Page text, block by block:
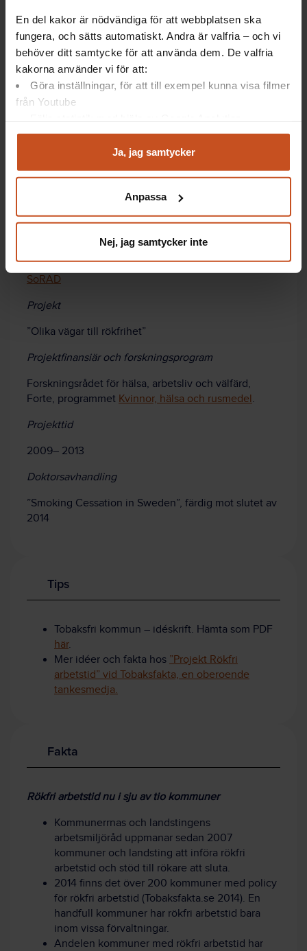
En del kakor är nödvändiga för att webbplatsen ska
fungera, och sätts automatiskt. Andra är valfria – och vi
behöver ditt samtycke för att använda dem. De valfria
kakorna använder vi för att:
Göra inställningar, för att till exempel kunna visa filmer
från Youtube
Analysera trafik för att kunna visa riktad information
Du kan när som helst återta ditt godkännande genom att
integritet@suntarbetsliv.se.
Ja, jag samtycker
Anpassa
Nej, jag samtycker inte
tobaksbolagen satsar nu hårt på att få fler att börja
snusa, genom att försöka ta fram snus och snusdosor
som kvinnor ska gilla.
Forskare
Organisation
Stockholms universitets Centrum för
socialvetenskaplig alkohol- och drogforskning,
SoRAD
Projekt
”Olika vägar till rökfrihet”
Projektfinansiär och forskningsprogram
Forskningsrådet för hälsa, arbetsliv och välfärd,
Forte, programmet Kvinnor, hälsa och rusmedel.
Projekttid
2009– 2013
Doktorsavhandling
”Smoking Cessation in Sweden”, färdig mot slutet av
2014
Tips
Tobaksfri kommun – idéskrift. Hämta som PDF
här.
Mer idéer och fakta hos ”Projekt Rökfri
arbetstid” vid Tobaksfakta, en oberoende
tankesmedja.
Fakta
Rökfri arbetstid nu i sju av tio kommuner
Kommunerrnas och landstingens
arbetsmiljöråd uppmanar sedan 2007
kommuner och landsting att införa rökfri
arbetstid och stöd till rökare att sluta.
2014 finns det över 200 kommuner med policy
för rökfri arbetstid (Tobaksfakta.se 2014). En
handfull kommuner har rökfri arbetstid bara
inom vissa förvaltningar.
Andelen kommuner med rökfri arbetstid har